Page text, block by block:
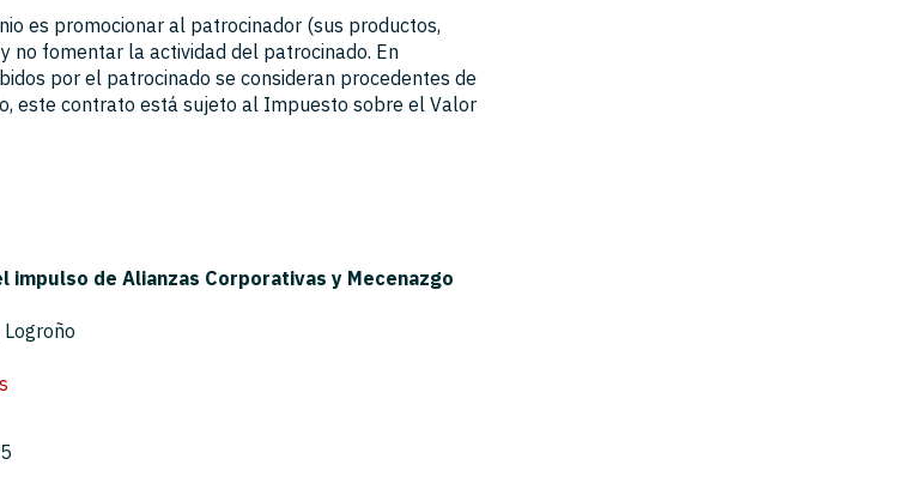
es promocionar al patrocinador (sus productos,
no fomentar la actividad del patrocinado. En
por el patrocinado se consideran procedentes de
este contrato está sujeto al Impuesto sobre el Valor
impulso de Alianzas Corporativas y Mecenazgo